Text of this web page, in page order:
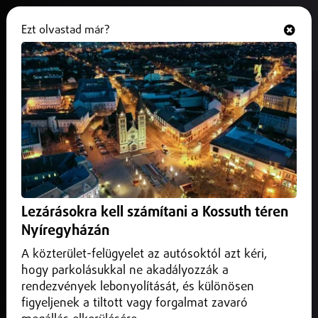
Helyi
Ezt olvastad már?
Lezárásokra kell számítani a Kossuth téren
Nyíregyházán
A közterület-felügyelet az autósoktól azt kéri,
hogy parkolásukkal ne akadályozzák a
rendezvények lebonyolítását, és különösen
figyeljenek a tiltott vagy forgalmat zavaró